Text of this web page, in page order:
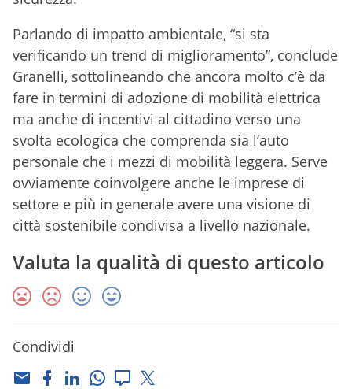
Parlando di impatto ambientale, “si sta
verificando un trend di miglioramento”, conclude
Granelli, sottolineando che ancora molto c’è da
fare in termini di adozione di mobilità elettrica
ma anche di incentivi al cittadino verso una
svolta ecologica che comprenda sia l’auto
personale che i mezzi di mobilità leggera. Serve
ovviamente coinvolgere anche le imprese di
settore e più in generale avere una visione di
città sostenibile condivisa a livello nazionale.
Valuta la qualità di questo articolo
Condividi